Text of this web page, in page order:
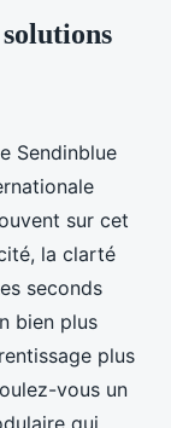
Sendinblue
sur cet
la clarté
seconds
bien plus
plus
vous un
qui